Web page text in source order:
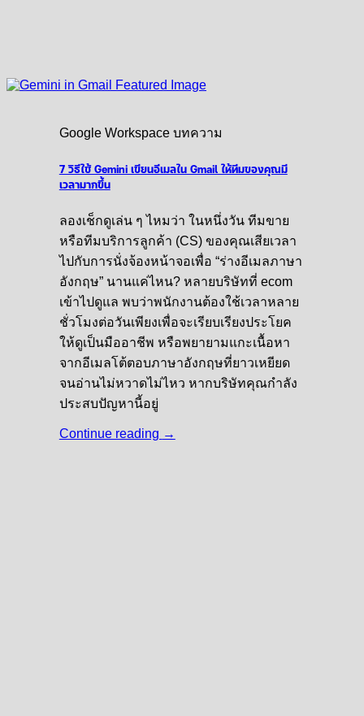
Google Workspace บทความ
7 วิธีใช้ Gemini เขียนอีเมลใน Gmail ให้ทีมของคุณมี
เวลามากขึ้น
ลองเช็กดูเล่น ๆ ไหมว่า ในหนึ่งวัน ทีมขาย
หรือทีมบริการลูกค้า (CS) ของคุณเสียเวลา
ไปกับการนั่งจ้องหน้าจอเพื่อ “ร่างอีเมลภาษา
อังกฤษ” นานแค่ไหน? หลายบริษัทที่ ecom
เข้าไปดูแล พบว่าพนักงานต้องใช้เวลาหลาย
ชั่วโมงต่อวันเพียงเพื่อจะเรียบเรียงประโยค
ให้ดูเป็นมืออาชีพ หรือพยายามแกะเนื้อหา
จากอีเมลโต้ตอบภาษาอังกฤษที่ยาวเหยียด
จนอ่านไม่หวาดไม่ไหว หากบริษัทคุณกำลัง
ประสบปัญหานี้อยู่
Continue reading →